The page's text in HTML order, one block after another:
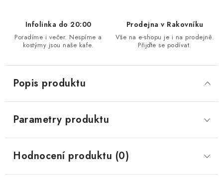
Infolinka do 20:00
Poradíme i večer. Nespíme a
kostýmy jsou naše kafe.
Prodejna v Rakovníku
Vše na e-shopu je i na prodejně.
Přijďte se podívat.
Popis produktu
Parametry produktu
Hodnocení produktu (0)